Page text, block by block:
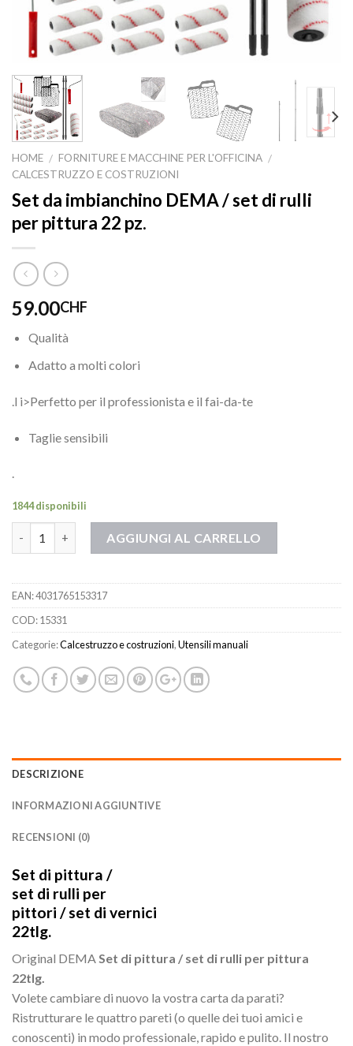
HOME / FORNITURE E MACCHINE PER L'OFFICINA /
CALCESTRUZZO E COSTRUZIONI
Set da imbianchino DEMA / set di rulli
per pittura 22 pz.
59.00CHF
Qualità
Adatto a molti colori
.l i>Perfetto per il professionista e il fai-da-te
Taglie sensibili
.
1844 disponibili
AGGIUNGI AL CARRELLO
EAN:4031765153317
COD:15331
Categorie:Calcestruzzo e costruzioni,Utensili manuali
DESCRIZIONE
INFORMAZIONI AGGIUNTIVE
RECENSIONI (0)
Set di pittura /
set di rulli per
pittori / set di vernici
22tlg.
Original DEMASet di pittura / set di rulli per pittura
22tlg.
Volete cambiare di nuovo la vostra carta da parati?
Ristrutturare le quattro pareti (o quelle dei tuoi amici e
conoscenti) in modo professionale, rapido e pulito. Il nostro